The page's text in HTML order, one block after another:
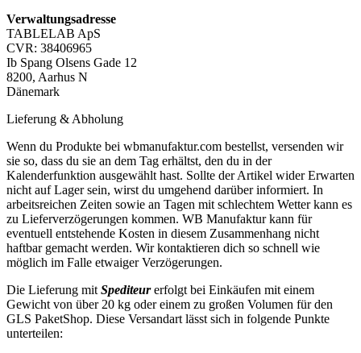
Verwaltungsadresse
TABLELAB ApS
CVR: 38406965
Ib Spang Olsens Gade 12
8200, Aarhus N
Dänemark
Lieferung & Abholung
Wenn du Produkte bei wbmanufaktur.com bestellst, versenden wir
sie so, dass du sie an dem Tag erhältst, den du in der
Kalenderfunktion ausgewählt hast. Sollte der Artikel wider Erwarten
nicht auf Lager sein, wirst du umgehend darüber informiert. In
arbeitsreichen Zeiten sowie an Tagen mit schlechtem Wetter kann es
zu Lieferverzögerungen kommen. WB Manufaktur kann für
eventuell entstehende Kosten in diesem Zusammenhang nicht
haftbar gemacht werden. Wir kontaktieren dich so schnell wie
möglich im Falle etwaiger Verzögerungen.
Die Lieferung mit Spediteurerfolgt bei Einkäufen mit einem
Gewicht von über 20 kg oder einem zu großen Volumen für den
GLS PaketShop. Diese Versandart lässt sich in folgende Punkte
unterteilen: